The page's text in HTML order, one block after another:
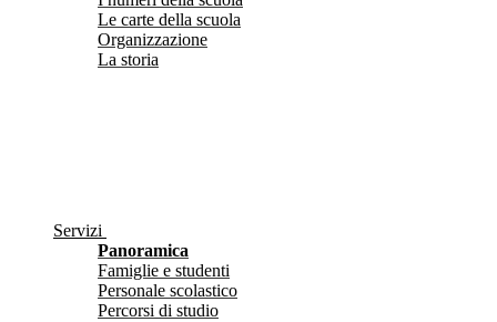
Le carte della scuola
Organizzazione
La storia
Servizi
Panoramica
Famiglie e studenti
Personale scolastico
Percorsi di studio